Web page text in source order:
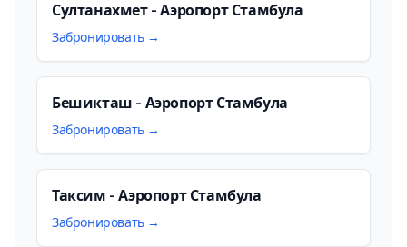
Султанахмет - Аэропорт Стамбула
Забронировать →
Бешикташ - Аэропорт Стамбула
Забронировать →
Таксим - Аэропорт Стамбула
Забронировать →